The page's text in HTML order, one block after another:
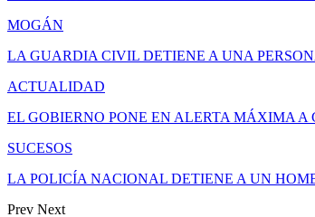
MOGÁN
LA GUARDIA CIVIL DETIENE A UNA
ACTUALIDAD
EL GOBIERNO PONE EN ALERTA MÁXIMA
SUCESOS
LA POLICÍA NACIONAL DETIENE A UN
Prev Next